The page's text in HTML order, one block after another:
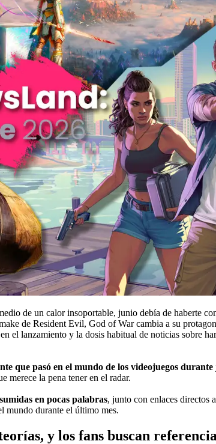
de un calor insoportable, junio debía de haberte
de Resident Evil, God of War cambia a su
el lanzamiento y la dosis habitual de noticias sobre
que pasó en el mundo de los videojuegos
merece la pena tener en el radar.
en pocas palabras, junto con enlaces directos
mundo durante el último mes.
y los fans buscan